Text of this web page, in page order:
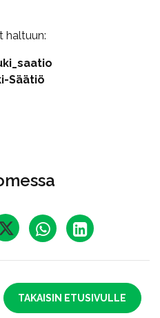
haltuun:
Säätiö
TAKAISIN ETUSIVULLE